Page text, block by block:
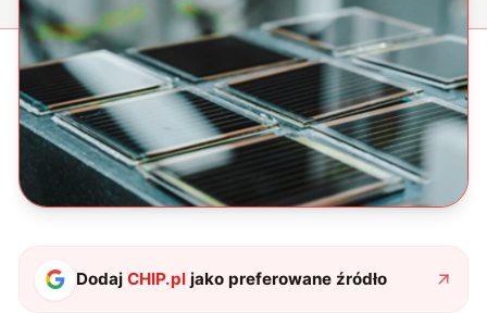
DodajCHIP.pl jako preferowane źródło